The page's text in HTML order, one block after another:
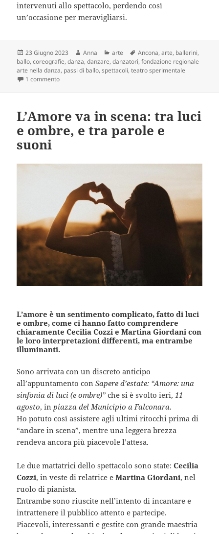
intervenuti allo spettacolo, perdendo così
un’occasione per meravigliarsi.
Scritto
il
23 Giugno 2023 Autore
Anna Categorie
arte Tag
Ancona,arte, ballerini,
ballo,coreografie,danza,danzare,danzatori,fondazione regionale
arte nella danza, passi di ballo,spettacoli,teatro sperimentale
1 commentosu Danza: uno spettacolo da ricordare
L’Amore va in scena: tra luci
e ombre, e tra parole e
suoni
L’amore è un sentimento complicato, fatto di luci
e ombre, come ci hanno fatto comprendere
chiaramente Cecilia Cozzi e Martina Giordani con
le loro interpretazioni differenti, ma entrambe
illuminanti.
Sono arrivata con un discreto anticipo
all’appuntamento conSapere d’estate: “Amore: una
sinfonia di luci (e ombre)” che si è svolto ieri, 11
agosto, in piazza del Municipio a Falconara.
Ho potuto così assistere agli ultimi ritocchi prima di
“andare in scena”, mentre una leggera brezza
rendeva ancora più piacevole l’attesa.
Le due mattatrici dello spettacolo sono state:Cecilia
Cozzi, in veste di relatrice eMartina Giordani, nel
ruolo di pianista.
Entrambe sono riuscite nell’intento di incantare e
intrattenere il pubblico attento e partecipe.
Piacevoli, interessanti e gestite con grande maestria